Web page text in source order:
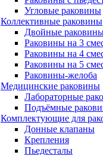
Угловые раковины
Коллективные раковины
Двойные
Раковины на 3
Раковины на 4
Раковины на 5
Раковины-желоба
Медицинские раковины
Лабораторные
Подъёмные
Комплектующие для
Донные клапаны
Крепления
Пьедесталы